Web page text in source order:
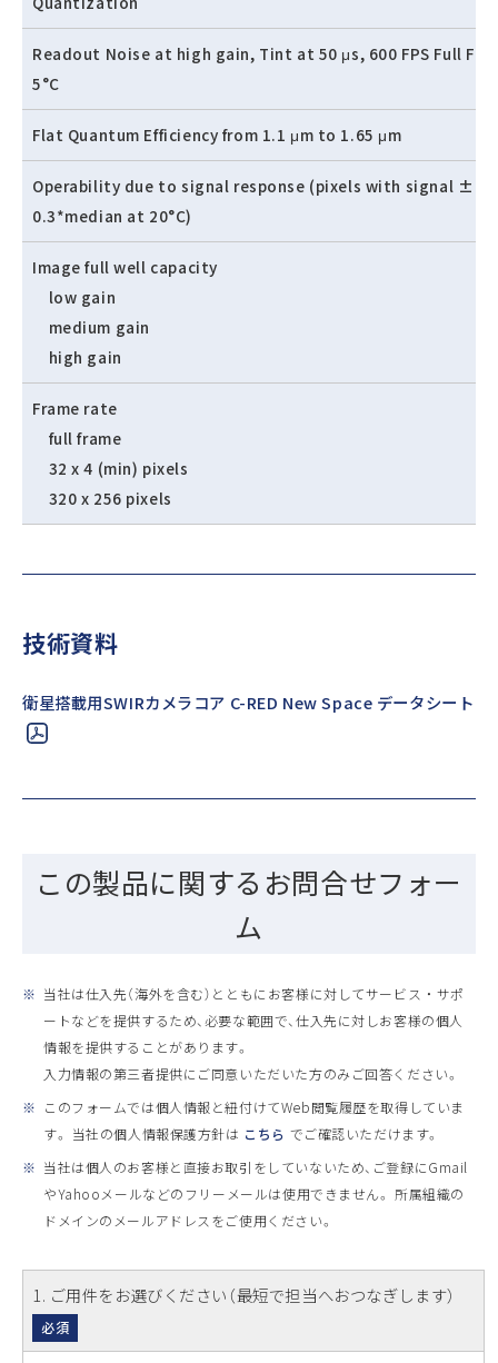
Readout Noise at high gain, Tint at 50 μs, 600 FPS Full
5°C
Flat Quantum Efficiency from 1.1 μm to 1.65 μm
Operability due to signal response (pixels with signal ±
0.3*median at 20°C)
Image full well capacity
low gain
medium gain
high gain
Frame rate
full frame
32 x 4 (min) pixels
320 x 256 pixels
技術資料
衛星搭載用SWIRカメラコア C-RED New Space データシート
この製品に関するお問合せフォー
ム
※ 当社は仕入先（海外を含む）とともにお客様に対してサービス ・ サポ
ートなどを提供するため、必要な範囲で、仕入先に対しお客様の個人
情報を提供することがあります。
入力情報の第三者提供にご同意いただいた方のみご回答ください。
※ このフォームでは個人情報と紐付けてWeb閲覧履歴を取得していま
す。 当社の個人情報保護方針は こちら でご確認いただけます。
※ 当社は個人のお客様と直接お取引をしていないため、ご登録にGmail
やYahooメールなどのフリーメールは使用できません。 所属組織の
ドメインのメールアドレスをご使用ください。
1 . ご用件をお選びください（最短で担当へおつなぎします）
必須